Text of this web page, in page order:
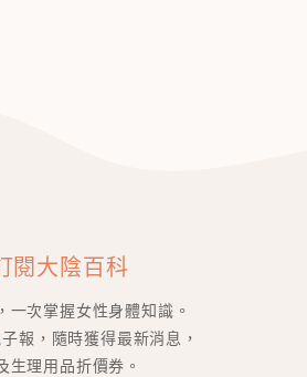
閱大陰百科
一次掌握女性身體知識。
報，隨時獲得最新消息，
生理用品折價券。